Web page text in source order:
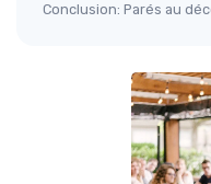
Conclusion: Parés au